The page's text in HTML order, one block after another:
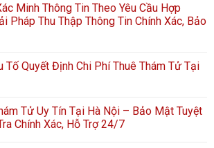
Minh Thông Tin Theo Yêu Cầu Hợp
Pháp Thu Thập Thông Tin Chính Xác, Bảo
Tố Quyết Định Chi Phí Thuê Thám Tử Tại
Tử Uy Tín Tại Hà Nội – Bảo Mật Tuyệt
Chính Xác, Hỗ Trợ 24/7